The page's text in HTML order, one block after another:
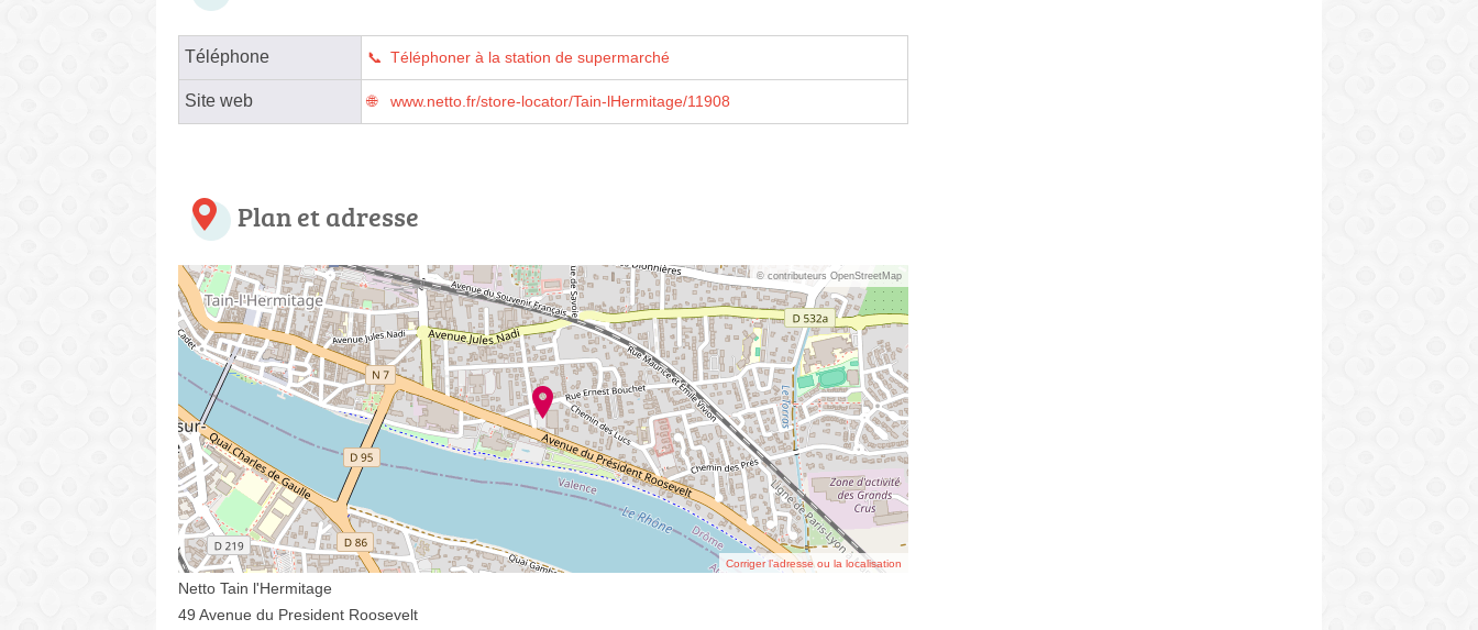
Téléphone Téléphoner à la station de supermarché
Site web www.netto.fr/store-locator/Tain-lHermitage/11908
Plan et adresse
© contributeurs OpenStreetMap
Corriger l’adresse ou la localisation
Netto Tain l'Hermitage
49 Avenue du President Roosevelt